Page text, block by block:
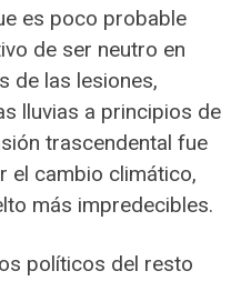
es poco probable
de ser neutro en
de las lesiones,
lluvias a principios de
trascendental fue
el cambio climático,
más impredecibles.
políticos del resto